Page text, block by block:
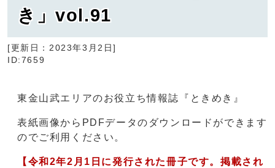
き」vol.91
[更新日： 2023年3月2日]
ID:7659
東金山武エリアのお役立ち情報誌『ときめき』
表紙画像からPDFデータのダウンロードができます
のでご利用ください。
【令和2年2月1日に発行された冊子です。掲載され